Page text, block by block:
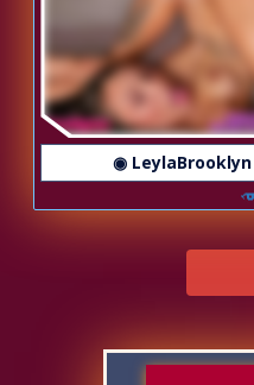
◉ LeylaBrooklyn